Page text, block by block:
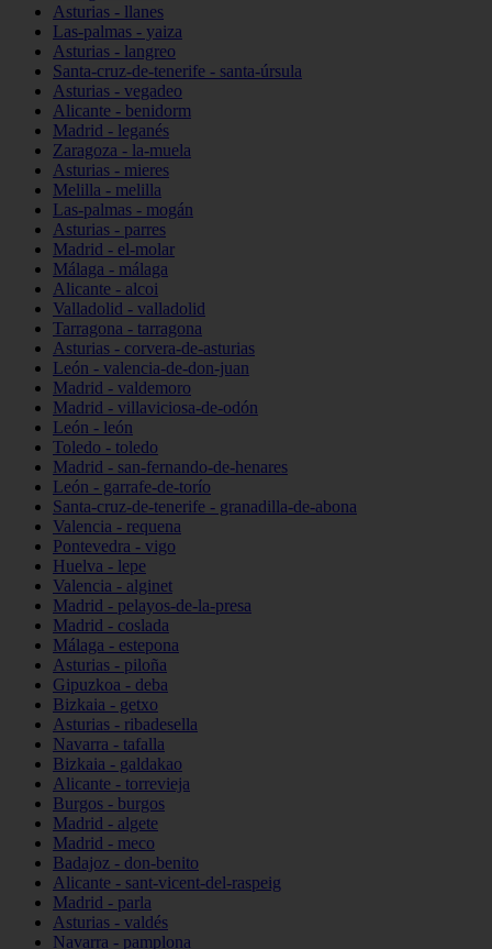
Asturias - llanes
Las-palmas - yaiza
Asturias - langreo
Santa-cruz-de-tenerife - santa-úrsula
Asturias - vegadeo
Alicante - benidorm
Madrid - leganés
Zaragoza - la-muela
Asturias - mieres
Melilla - melilla
Las-palmas - mogán
Asturias - parres
Madrid - el-molar
Málaga - málaga
Alicante - alcoi
Valladolid - valladolid
Tarragona - tarragona
Asturias - corvera-de-asturias
León - valencia-de-don-juan
Madrid - valdemoro
Madrid - villaviciosa-de-odón
León - león
Toledo - toledo
Madrid - san-fernando-de-henares
León - garrafe-de-torío
Santa-cruz-de-tenerife - granadilla-de-abona
Valencia - requena
Pontevedra - vigo
Huelva - lepe
Valencia - alginet
Madrid - pelayos-de-la-presa
Madrid - coslada
Málaga - estepona
Asturias - piloña
Gipuzkoa - deba
Bizkaia - getxo
Asturias - ribadesella
Navarra - tafalla
Bizkaia - galdakao
Alicante - torrevieja
Burgos - burgos
Madrid - algete
Madrid - meco
Badajoz - don-benito
Alicante - sant-vicent-del-raspeig
Madrid - parla
Asturias - valdés
Navarra - pamplona